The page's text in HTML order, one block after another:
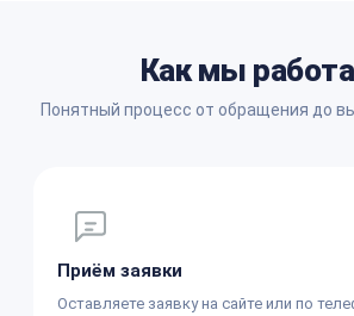
Как мы
Понятный процесс от обращения до
Приём заявки
Оставляете заявку на сайте или по